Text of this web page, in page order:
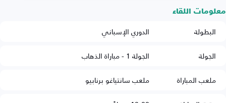
معلومات اللقاء
البطولة
الدوري الإسباني
الجولة
الجولة 1 - مباراة الذهاب
ملعب المباراة
ملعب سانتياغو برنابيو